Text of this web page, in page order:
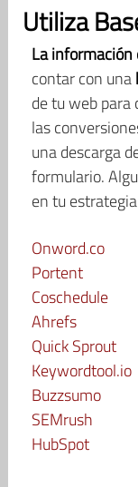
Utiliza
La información
contar con una
de tu web
las
una descarga
formulario.
en tu
Onword.co
Portent
Coschedule
Ahrefs
Quick Sprout
Keywordtool.io
Buzzsumo
SEMrush
HubSpot